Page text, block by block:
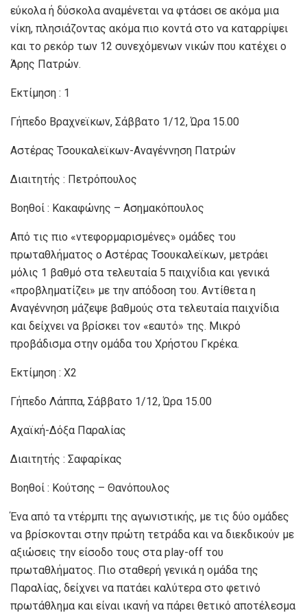
εύκολα ή δύσκολα αναμένεται να φτάσει σε ακόμα μια
νίκη, πλησιάζοντας ακόμα πιο κοντά στο να καταρρίψει
και το ρεκόρ των 12 συνεχόμενων νικών που κατέχει ο
Άρης Πατρών.
Εκτίμηση : 1
Γήπεδο Βραχνεϊκων, Σάββατο 1/12, Ώρα 15.00
Αστέρας Τσουκαλεϊκων-Αναγέννηση Πατρών
Διαιτητής : Πετρόπουλος
Βοηθοί : Κακαφώνης – Ασημακόπουλος
Από τις πιο «ντεφορμαρισμένες» ομάδες του
πρωταθλήματος ο Αστέρας Τσουκαλεϊκων, μετράει
μόλις 1 βαθμό στα τελευταία 5 παιχνίδια και γενικά
«προβληματίζει» με την απόδοση του. Αντίθετα η
Αναγέννηση μάζεψε βαθμούς στα τελευταία παιχνίδια
και δείχνει να βρίσκει τον «εαυτό» της. Μικρό
προβάδισμα στην ομάδα του Χρήστου Γκρέκα.
Εκτίμηση : Χ2
Γήπεδο Λάππα, Σάββατο 1/12, Ώρα 15.00
Αχαϊκή-Δόξα Παραλίας
Διαιτητής : Σαφαρίκας
Βοηθοί : Κούτσης – Θανόπουλος
Ένα από τα ντέρμπι της αγωνιστικής, με τις δύο ομάδες
να βρίσκονται στην πρώτη τετράδα και να διεκδικούν με
αξιώσεις την είσοδο τους στα play-off του
πρωταθλήματος. Πιο σταθερή γενικά η ομάδα της
Παραλίας, δείχνει να πατάει καλύτερα στο φετινό
πρωτάθλημα και είναι ικανή να πάρει θετικό αποτέλεσμα